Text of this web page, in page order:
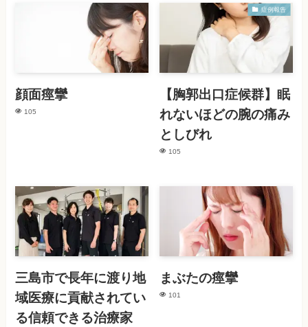
顔面痙攣
105
症例報告
【胸郭出口症候群】眠
れないほどの腕の痛み
としびれ
105
三島市で長年に渡り地
域医療に貢献されてい
る信頼できる治療家
まぶたの痙攣
101